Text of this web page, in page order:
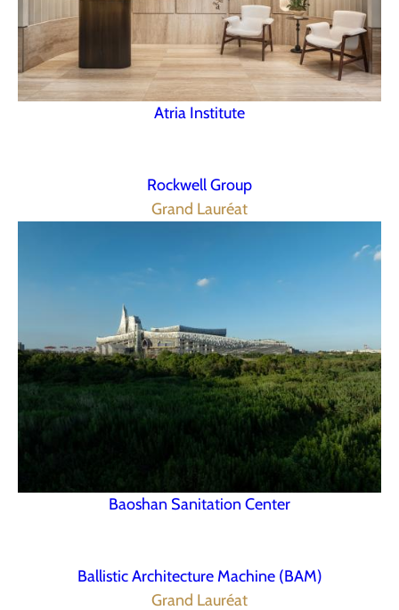
Atria Institute
Rockwell Group
Grand Lauréat
Baoshan Sanitation Center
Ballistic Architecture Machine (BAM)
Grand Lauréat